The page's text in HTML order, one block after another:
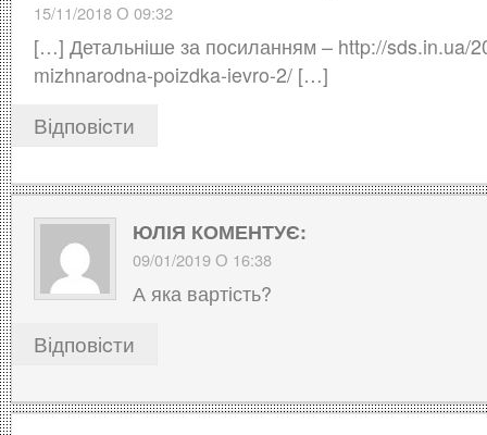
15/11/2018 О 09:32
[…] Детальніше за посиланням – http://sds.in.ua/
mizhnarodna-poizdka-ievro-2/ […]
Відповіcти
ЮЛІЯ КОМЕНТУЄ:
09/01/2019 О 16:38
А яка вартість?
Відповіcти